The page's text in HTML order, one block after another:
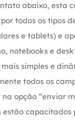
abaixo, esta
todos os tipos
e tablets) e
notebooks e
simples e
todos os
opção “enviar
estão capacitados